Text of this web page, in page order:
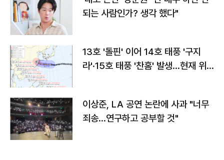
되는 사람인가? 생각 했다"
13호 '돌핀' 이어 14호 태풍 '구지
라'·15호 태풍 '찬홈' 발생…현재 위
이상준, LA 공연 논란에 사과 "너무
죄송…연구하고 공부할 것"